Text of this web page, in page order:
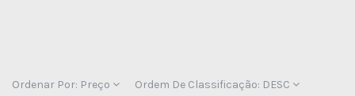
Ordenar Por: Preço Ordem De Classificação: DESC